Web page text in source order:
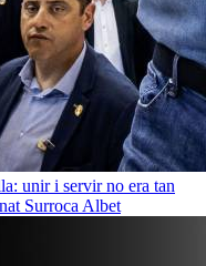
unir i servir no era tan
Surroca Albet